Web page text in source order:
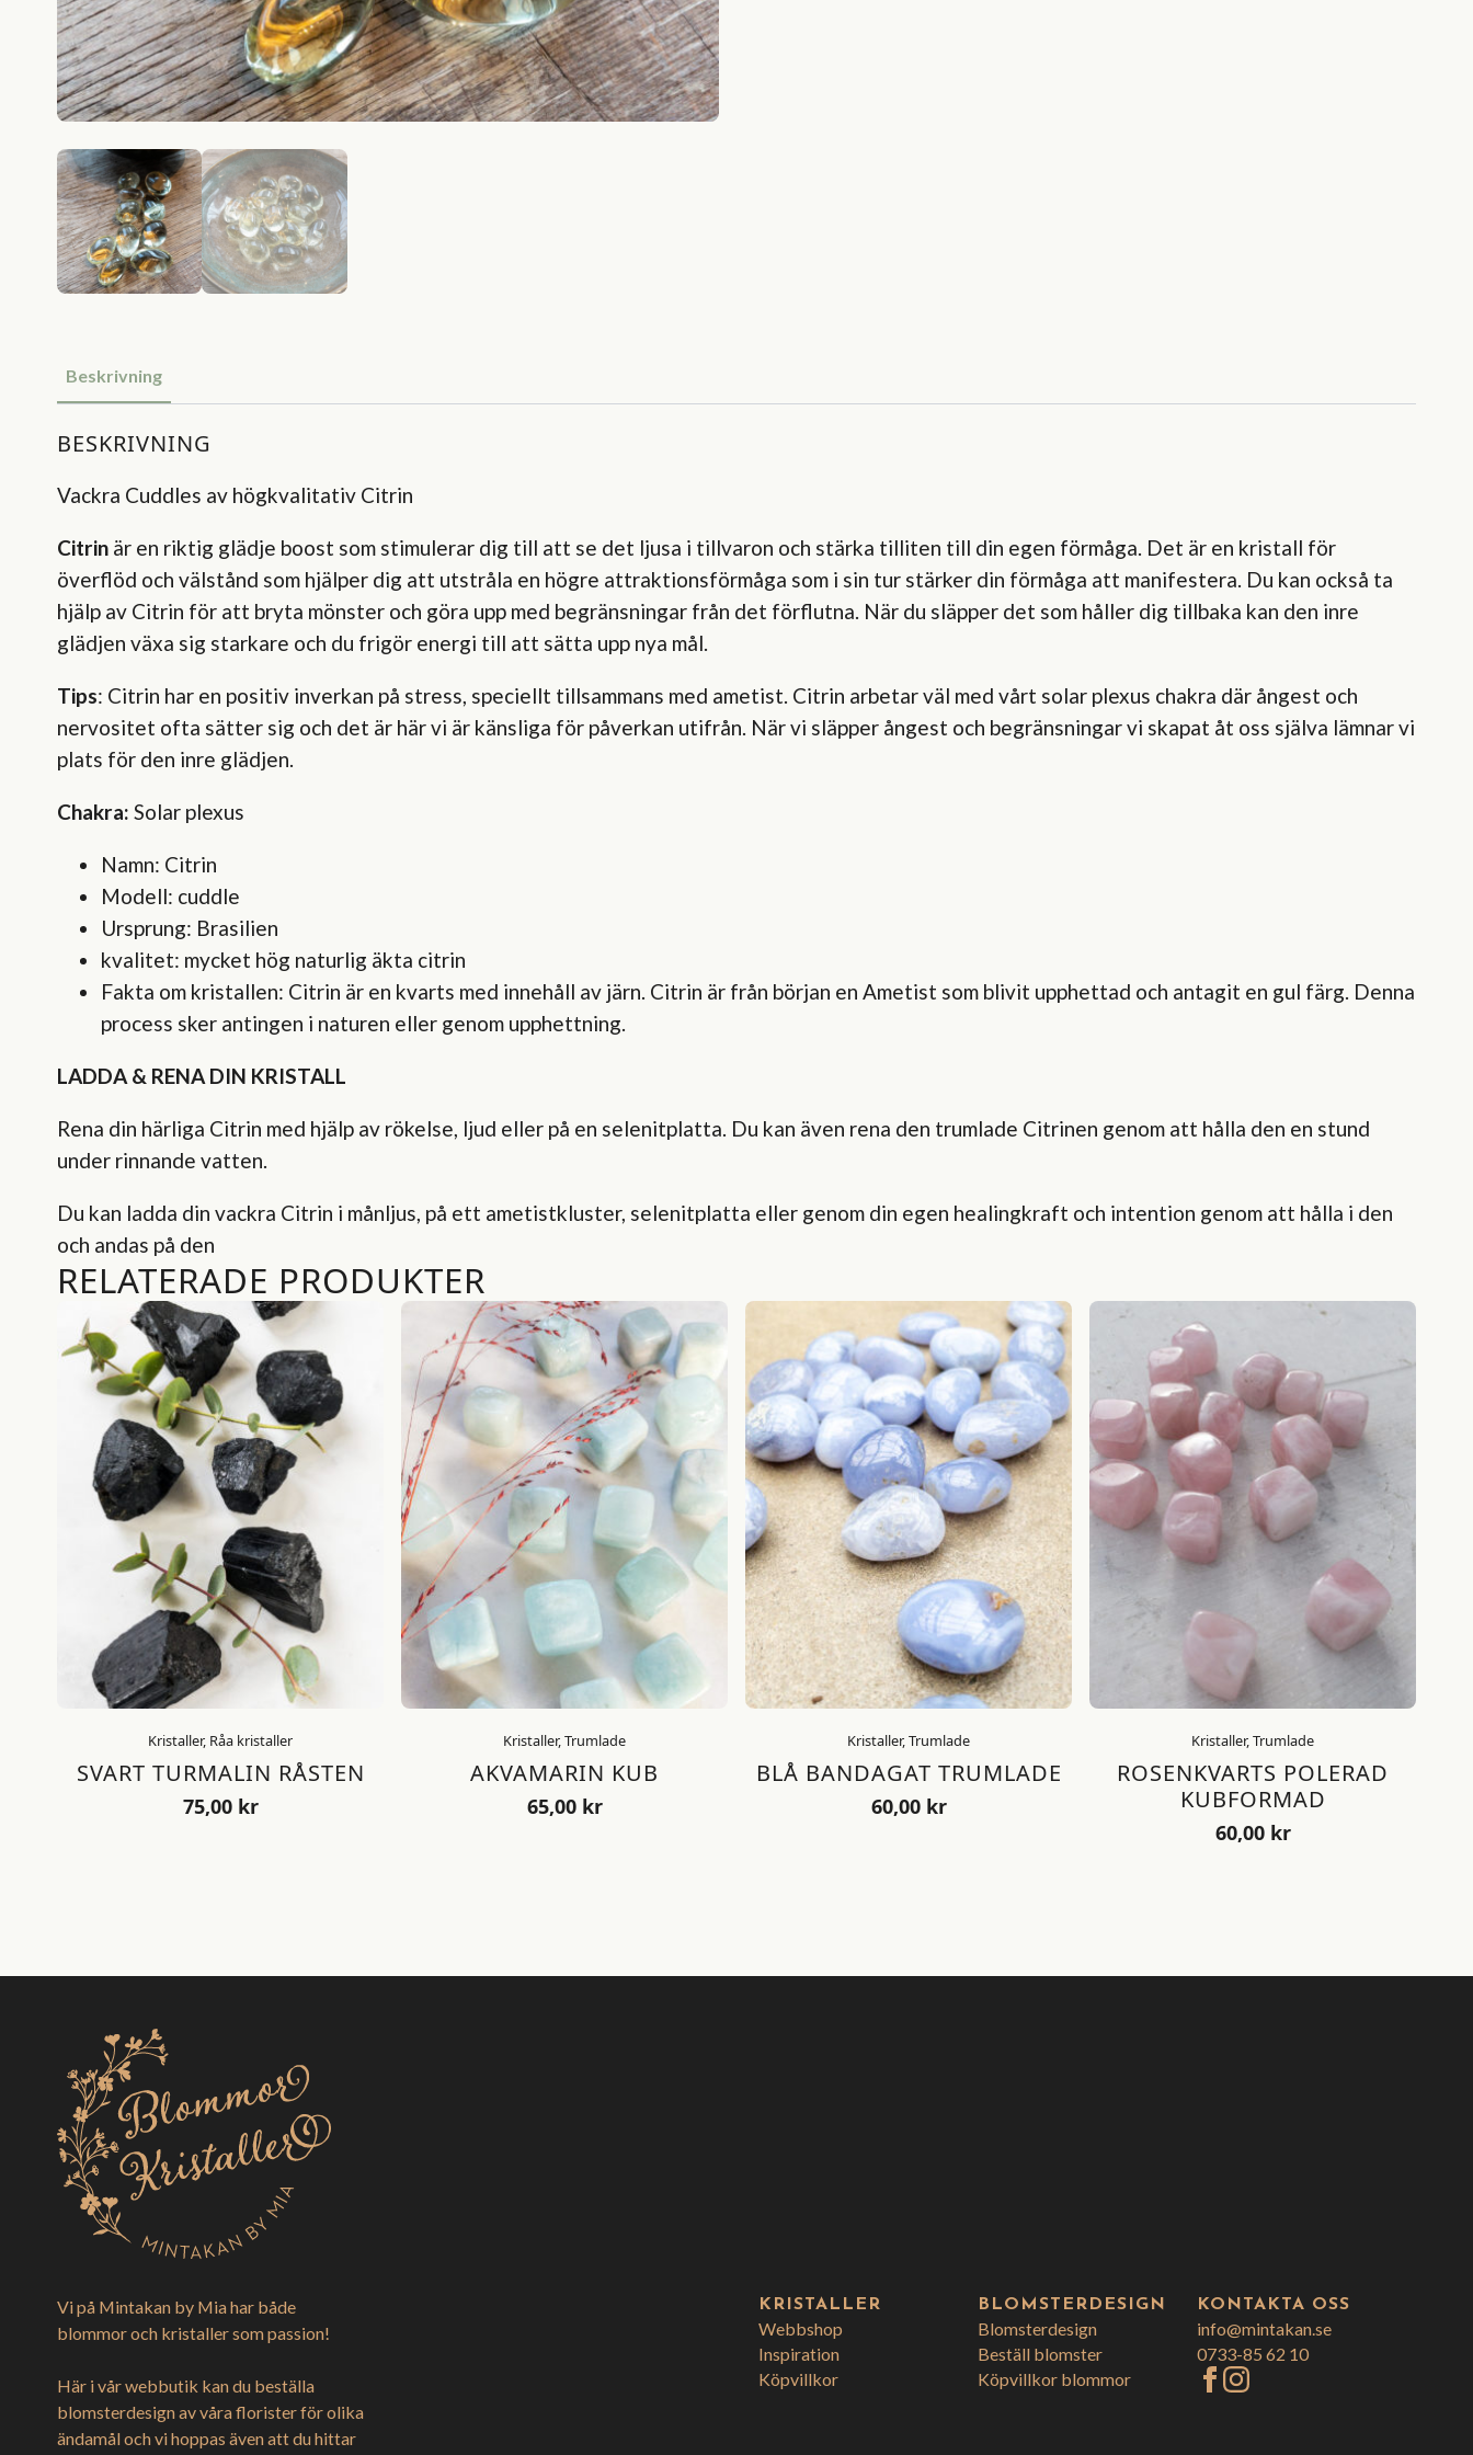
Beskrivning
BESKRIVNING
Vackra Cuddles av högkvalitativ Citrin
Citrin är en riktig glädje boost som stimulerar dig till att se det ljusa i tillvaron och stärka tilliten till din egen förmåga. Det är en kristall för
överflöd och välstånd som hjälper dig att utstråla en högre attraktionsförmåga som i sin tur stärker din förmåga att manifestera. Du kan också ta
hjälp av Citrin för att bryta mönster och göra upp med begränsningar från det förflutna. När du släpper det som håller dig tillbaka kan den inre
glädjen växa sig starkare och du frigör energi till att sätta upp nya mål.
Tips: Citrin har en positiv inverkan på stress, speciellt tillsammans med ametist. Citrin arbetar väl med vårt solar plexus chakra där ångest och
nervositet ofta sätter sig och det är här vi är känsliga för påverkan utifrån. När vi släpper ångest och begränsningar vi skapat åt oss själva lämnar vi
plats för den inre glädjen.
Chakra: Solar plexus
Namn: Citrin
Modell: cuddle
Ursprung: Brasilien
kvalitet: mycket hög naturlig äkta citrin
Fakta om kristallen: Citrin är en kvarts med innehåll av järn. Citrin är från början en Ametist som blivit upphettad och antagit en gul färg. Denna
process sker antingen i naturen eller genom upphettning.
LADDA & RENA DIN KRISTALL
Rena din härliga Citrin med hjälp av rökelse, ljud eller på en selenitplatta. Du kan även rena den trumlade Citrinen genom att hålla den en stund
under rinnande vatten.
Du kan ladda din vackra Citrin i månljus, på ett ametistkluster, selenitplatta eller genom din egen healingkraft och intention genom att hålla i den
och andas på den
RELATERADE PRODUKTER
Kristaller, Råa kristaller
SVART TURMALIN RÅSTEN
75,00 kr
Kristaller, Trumlade
AKVAMARIN KUB
65,00 kr
Kristaller, Trumlade
BLÅ BANDAGAT TRUMLADE
60,00 kr
Kristaller, Trumlade
ROSENKVARTS POLERAD
KUBFORMAD
60,00 kr
Vi på Mintakan by Mia har både
blommor och kristaller som passion!
Här i vår webbutik kan du beställa
blomsterdesign av våra florister för olika
ändamål och vi hoppas även att du hittar
KRISTALLER
Webbshop
Inspiration
Köpvillkor
BLOMSTERDESIGN
Blomsterdesign
Beställ blomster
Köpvillkor blommor
KONTAKTA OSS
info@mintakan.se
0733-85 62 10